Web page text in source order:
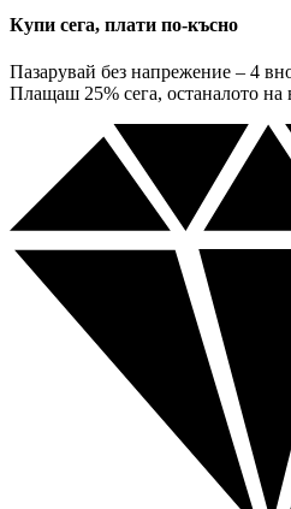
Купи сега, плати по-късно
Пазарувай без напрежение – 4
Плащаш 25% сега, останалото на